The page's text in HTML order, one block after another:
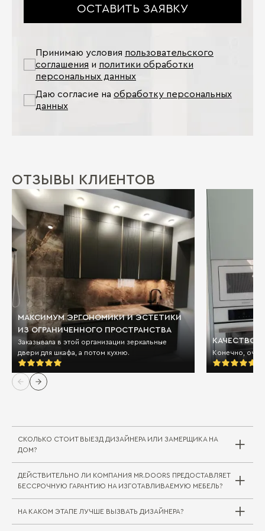
ОСТАВИТЬ ЗАЯВКУ
Принимаю условия пользовательского
соглашения и политики обработки
персональных данных
Даю согласие на обработку персональных
данных
ОТЗЫВЫ КЛИЕНТОВ
МАКСИМУМ ЭРГОНОМИКИ И ЭСТЕТИКИ
ИЗ ОГРАНИЧЕННОГО ПРОСТРАНСТВА
Заказывала в этой организации зеркальные
двери для шкафа, а потом кухню.
КАЧЕСТВО
Конечно,
СКОЛЬКО СТОИТ ВЫЕЗД ДИЗАЙНЕРА ИЛИ ЗАМЕРЩИКА НА
ДОМ?
Выезд дизайнера/замерщика в компании
Mr.Doors бесплатный. В редких случаях, когда
за пределы города или в другой город/
регион, может взиматься плата за проезд
ДЕЙСТВИТЕЛЬНО ЛИ КОМПАНИЯ MR.DOORS ПРЕДОСТАВЛЯЕТ
БЕССРОЧНУЮ ГАРАНТИЮ НА ИЗГОТАВЛИВАЕМУЮ МЕБЕЛЬ?
НА КАКОМ ЭТАПЕ ЛУЧШЕ ВЫЗВАТЬ ДИЗАЙНЕРА?